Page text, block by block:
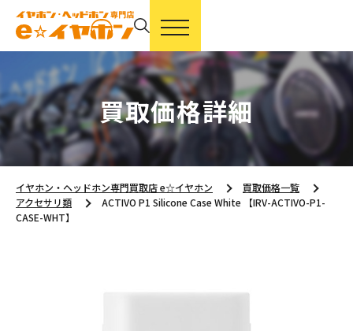
買取価格詳細
イヤホン・ヘッドホン専門買取店 e☆イヤホン
買取価格一覧
アクセサリ類
ACTIVO P1 Silicone Case White 【IRV-ACTIVO-P1-
CASE-WHT】